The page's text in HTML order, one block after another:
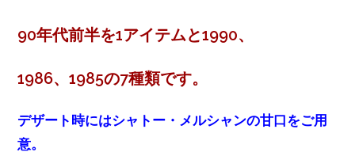
90年代前半を1アイテムと1990、
1986、1985の7種類です。
デザート時にはシャトー・メルシャンの甘口をご用
意。